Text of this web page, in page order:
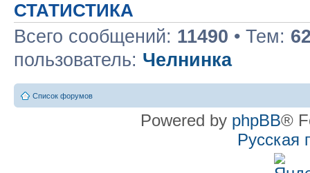
СТАТИСТИКА
Всего сообщений: 11490 • Тем:
пользователь: Челнинка
Список форумов
Powered by phpBB®
Русская